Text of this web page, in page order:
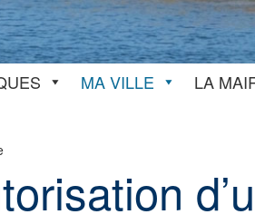
MA VILLE LA